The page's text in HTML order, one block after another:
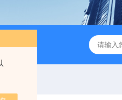
48t/96t国产ELISA试剂盒,免费代测